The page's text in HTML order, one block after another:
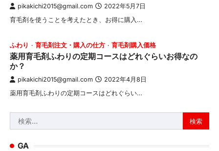
pikakichi2015@gmail.com 2022年5月7日
育毛剤を使うことを考えたとき、お得に購入…
ふわり 育毛剤注文・購入の仕方 育毛剤購入価格
薬用育毛剤ふわりの定期コースはどれぐらいお得なの
か？
pikakichi2015@gmail.com 2022年4月8日
薬用育毛剤ふわりの定期コースはどれぐらい…
索:
GA